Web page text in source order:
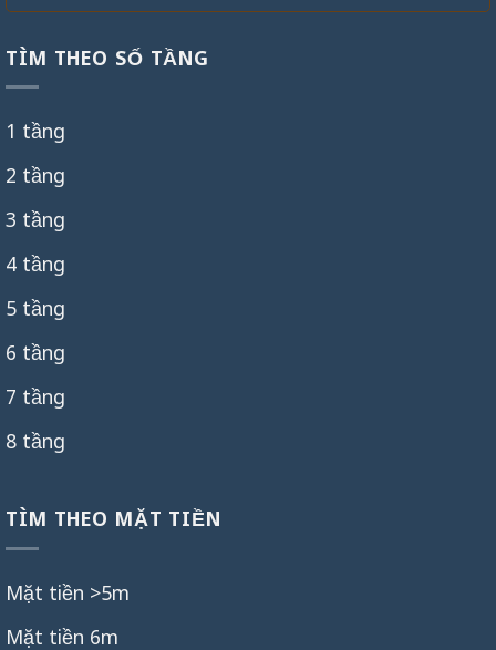
TÌM THEO SỐ TẦNG
1 tầng
2 tầng
3 tầng
4 tầng
5 tầng
6 tầng
7 tầng
8 tầng
TÌM THEO MẶT TIỀN
Mặt tiền >5m
Mặt tiền 6m